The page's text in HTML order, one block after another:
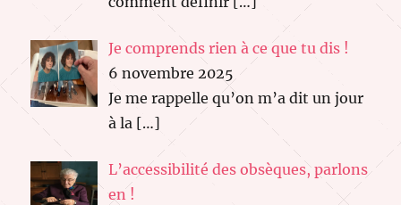
Je comprends rien à ce que tu dis !
6 novembre 2025
Je me rappelle qu’on m’a dit un jour
à la […]
L’accessibilité des obsèques, parlons
en !